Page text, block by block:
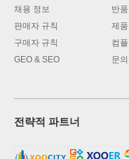
채용 정보
판매자 규칙
구매자 규칙
GEO & SEO
반
제
컴
문
전략적 파트너